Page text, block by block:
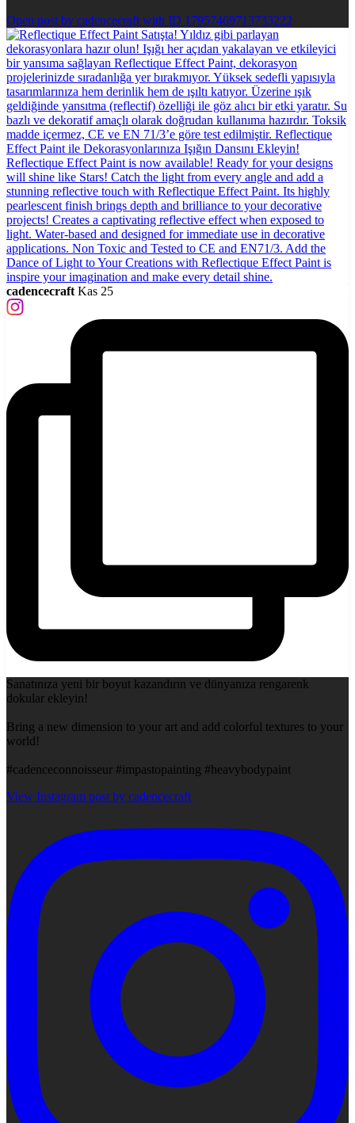
Open post by cadencecraft with ID 17957469713733222
cadencecraft Kas 25
Sanatınıza yeni bir boyut kazandırın ve dünyanıza rengarenk
dokular ekleyin!
Bring a new dimension to your art and add colorful textures to your
world!
#cadenceconnoisseur #impastopainting #heavybodypaint
View Instagram post by cadencecraft